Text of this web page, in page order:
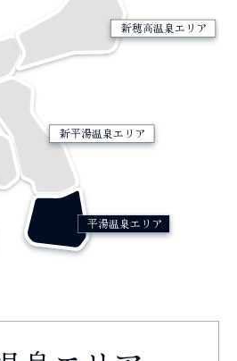
新穂高温泉エリア
新平湯温泉エリア
平湯温泉エリア